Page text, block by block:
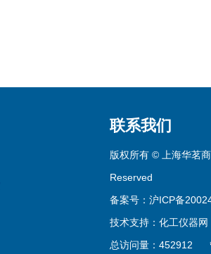
联系我们
版权所有 © 上海华茗
Reserved
备案号：沪ICP备
技术支持： 化工仪器网
总访问量：452912